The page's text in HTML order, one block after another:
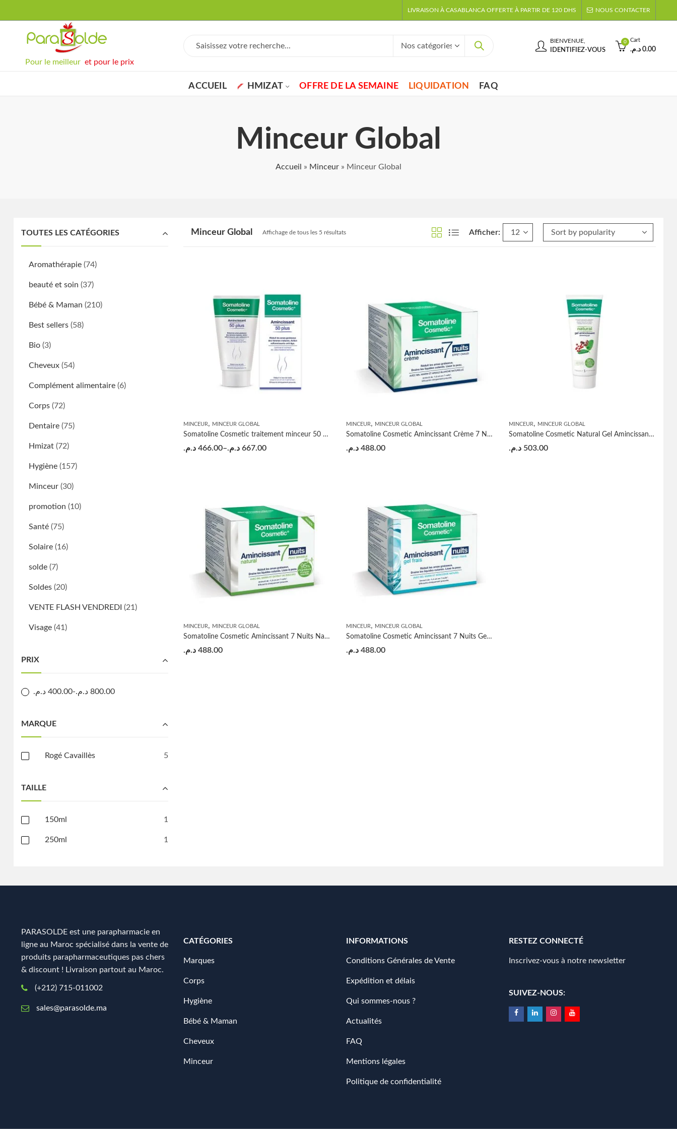
LIVRAISON À CASABLANCA OFFERTE À PARTIR DE 120 DHS NOUS CONTACTER
Pour le meilleur et pour le prix
BIENVENUE,
IDENTIFIEZ-VOUS
0 Cart
0.00 د.م.
ACCUEIL HMIZAT OFFRE DE LA SEMAINE LIQUIDATION FAQ
Minceur Global
Accueil » Minceur» Minceur Global
Minceur Global Affichage de tous les 5 résultats Afficher:
MINCEUR, MINCEUR GLOBAL
Somatoline Cosmetic traitement minceur 50 plus 150ml – 250ml
466.00 د.م. – 667.00 د.م.
MINCEUR, MINCEUR GLOBAL
Somatoline Cosmetic Amincissant Crème 7 Nuits Effet Chaud 400ml
488.00 د.م.
MINCEUR, MINCEUR GLOBAL
Somatoline Cosmetic Natural Gel Amincissant 250ml
503.00 د.م.
MINCEUR, MINCEUR GLOBAL
Somatoline Cosmetic Amincissant 7 Nuits Natural Peau Sensible 400ml
488.00 د.م.
MINCEUR, MINCEUR GLOBAL
Somatoline Cosmetic Amincissant 7 Nuits Gel Frais Effet Frais 400ml
488.00 د.م.
TOUTES LES CATÉGORIES
Aromathérapie (74)
beauté et soin (37)
Bébé & Maman (210)
Best sellers (58)
Bio (3)
Cheveux (54)
Complément alimentaire (6)
Corps (72)
Dentaire (75)
Hmizat (72)
Hygiène (157)
Minceur (30)
promotion (10)
Santé (75)
Solaire (16)
solde (7)
Soldes (20)
VENTE FLASH VENDREDI (21)
Visage (41)
PRIX
400.00 د.م. - 800.00 د.م.
MARQUE
Rogé Cavaillès 5
TAILLE
150ml 1
250ml 1
PARASOLDE est une parapharmacie en
ligne au Maroc spécialisé dans la vente de
produits parapharmaceutiques pas chers
& discount ! Livraison partout au Maroc.
(+212) 715-011002
sales@parasolde.ma
CATÉGORIES
Marques
Corps
Hygiène
Bébé & Maman
Cheveux
Minceur
INFORMATIONS
Conditions Générales de Vente
Expédition et délais
Qui sommes-nous ?
Actualités
FAQ
Mentions légales
Politique de confidentialité
RESTEZ CONNECTÉ
Inscrivez-vous à notre newsletter
SUIVEZ-NOUS: